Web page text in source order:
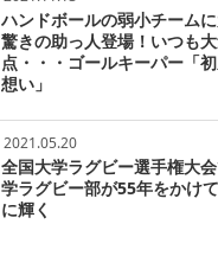
ハンドボールの弱小チーム
驚きの助っ人登場！いつも
点・・・ゴールキーパー「
想い」
2021.05.20
全国大学ラグビー選手権大
学ラグビー部が55年をかけ
に輝く